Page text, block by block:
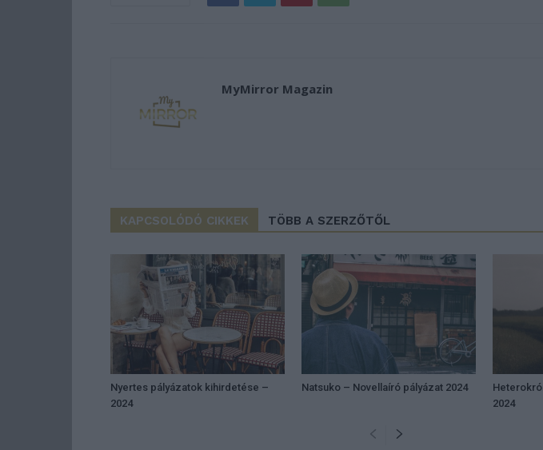
MyMirror Magazin
KAPCSOLÓDÓ CIKKEK TÖBB A SZERZŐTŐL
Nyertes pályázatok kihirdetése –
2024
Natsuko – Novellaíró pályázat 2024
2024